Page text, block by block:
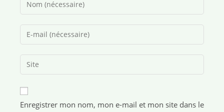
Enregistrer mon nom, mon e-mail et mon site dans le